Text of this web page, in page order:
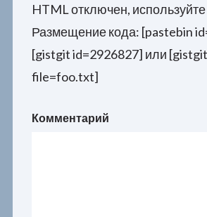
HTML отключен, используйте
Размещение кода: [pastebin
[gistgit id=2926827] или
file=foo.txt]
Комментарий